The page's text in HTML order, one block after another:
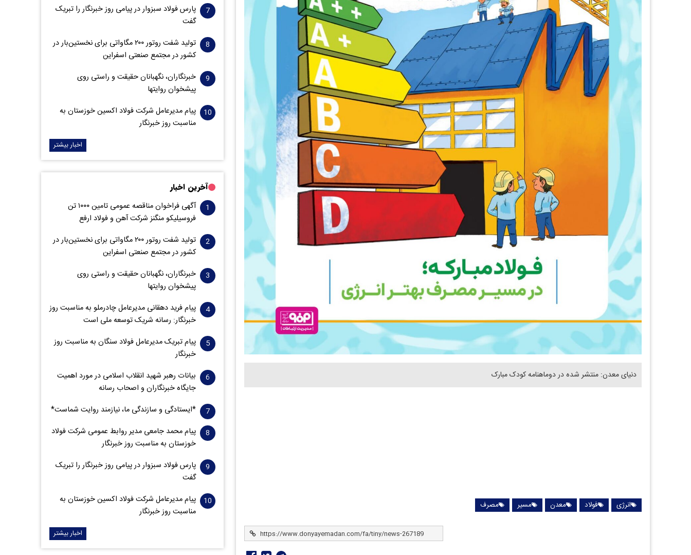
دنیای معدن: منتشر شده در دوماهنامه کودک مبارک
انرژی فولاد معدن مسیر مصرف
پارس فولاد سبزوار در پیامی روز خبرنگار را تبریک
گفت
تولید شفت روتور ۲۰۰ مگاواتی برای نخستین‌بار در
کشور در مجتمع صنعتی اسفراین
خبرنگاران، نگهبانان حقیقت و راستی روی
پیشخوان روایت­ها
پیام مدیرعامل شرکت فولاد اکسین خوزستان به
مناسبت روز خبرنگار
اخبار بیشتر
آخرین اخبار
آگهی فراخوان مناقصه عمومی تامین ۱۰۰۰ تن
فروسیلیکو منگنز شرکت آهن و فولاد ارفع
تولید شفت روتور ۲۰۰ مگاواتی برای نخستین‌بار در
کشور در مجتمع صنعتی اسفراین
خبرنگاران، نگهبانان حقیقت و راستی روی
پیشخوان روایت­ها
پیام فرید دهقانی مدیرعامل چادرملو به مناسبت روز
خبرنگار: رسانه شریک توسعه ملی است
پیام تبریک مدیرعامل فولاد سنگان به مناسبت روز
خبرنگار
بیانات رهبر شهید انقلاب اسلامی در مورد اهمیت
جایگاه خبرنگاران و اصحاب رسانه
*ایستادگی و سازندگی ما، نیازمند روایت شماست*
پیام محمد جامعی مدیر روابط عمومی شرکت فولاد
خوزستان به مناسبت روز خبرنگار
پارس فولاد سبزوار در پیامی روز خبرنگار را تبریک
گفت
پیام مدیرعامل شرکت فولاد اکسین خوزستان به
مناسبت روز خبرنگار
اخبار بیشتر